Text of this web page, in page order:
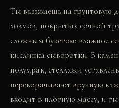
Ты въезжаешь на грунтовую
холмов, покрытых сочной
сложным букетом: влажное
кислинка сыворотки. В
полумрак, стеллажи
переворачивают вручную
входит в плотную массу, и